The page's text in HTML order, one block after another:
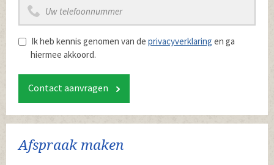
Ik heb kennis genomen van de privacyverklaring en ga
hiermee akkoord.
Contact aanvragen
Afspraak maken